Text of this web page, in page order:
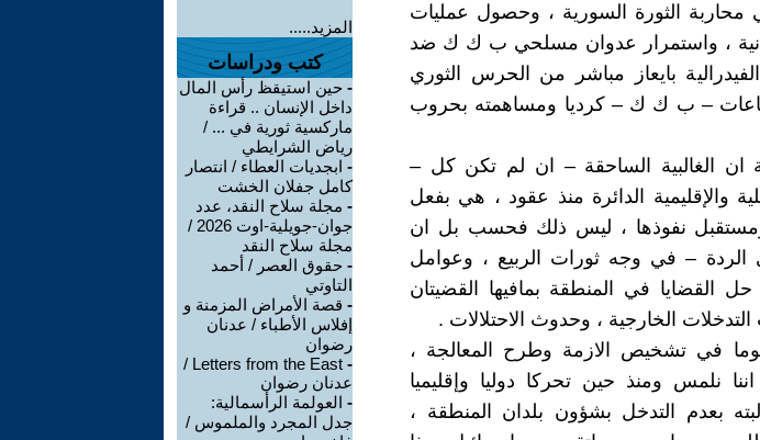
النظام في محاربة الثورة السورية ، وحصول عمليات
، واستمرار عدوان مسلحي ب ك ك ضد
بايعاز مباشر من الحرس الثوري
– ب ك ك – كرديا ومساهمته بحروب
الغالبية الساحقة – ان لم تكن كل –
والإقليمية الدائرة منذ عقود ، هي بفعل
ومستقبل نفوذها ، ليس ذلك فحسب بل ان
الردة – في وجه ثورات الربيع ، وعوامل
القضايا في المنطقة بمافيها القضيتان
الخارجية ، وحدوث الاحتلالات .
في تشخيص الازمة وطرح المعالجة ،
نلمس ومنذ حين تحركا دوليا وإقليميا
بعدم التدخل بشؤون بلدان المنطقة ،
المزيد.....
كتب ودراسات
- حين استيقظ رأس المال
داخل الإنسان .. قراءة
ماركسية ثورية في ... /
رياض الشرايطي
- ابجديات العطاء / انتصار
كامل جفلان الخشت
- مجلة سلاح النقد، عدد
جوان-جويلية-اوت 2026 /
مجلة سلاح النقد
- حقوق العصر / أحمد
التاوتي
- قصة الأمراض المزمنة و
إفلاس الأطباء / عدنان
رضوان
-
Letters from the East /
عدنان رضوان
- العولمة الرأسمالية:
جدل المجرد والملموس /